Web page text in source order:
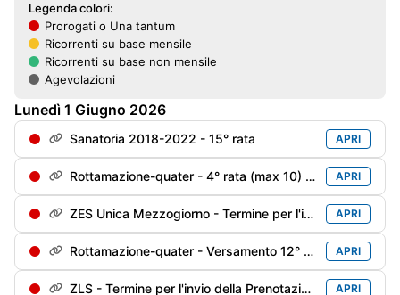
Legenda colori:
Prorogati o Una tantum
Ricorrenti su base mensile
Ricorrenti su base non mensile
Agevolazioni
Lunedì 1 Giugno 2026
Sanatoria 2018-2022 - 15° rata APRI
Rottamazione-quater - 4° rata (max 10) soggetti decaduti al 31/12/2024 e riammessi APRI
ZES Unica Mezzogiorno - Termine per l'invio della Prenotazione degli investimenti sostenuti dal 1/01/2026 e che si prevede di sostenere fino al 31/12/2026 APRI
Rottamazione-quater - Versamento 12° di 18 rate trimestrali APRI
ZLS - Termine per l'invio della Prenotazione degli investimenti sostenuti dal 1/01/2026 e che si prevede di sostenere fino al 31/12/2026 APRI